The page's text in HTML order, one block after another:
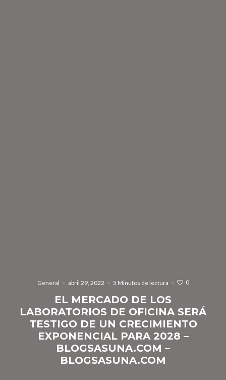
General · abril 29, 2022 · 5 Minutos de lectura · 0
EL MERCADO DE LOS
LABORATORIOS DE OFICINA SERÁ
TESTIGO DE UN CRECIMIENTO
EXPONENCIAL PARA 2028 –
BLOGSASUNA.COM –
BLOGSASUNA.COM